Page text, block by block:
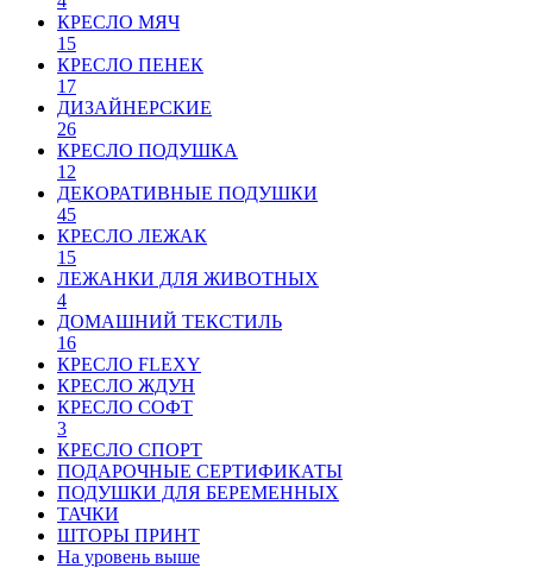
КРЕСЛО МЯЧ
15
КРЕСЛО ПЕНЕК
17
ДИЗАЙНЕРСКИЕ
26
КРЕСЛО ПОДУШКА
12
ДЕКОРАТИВНЫЕ ПОДУШКИ
45
КРЕСЛО ЛЕЖАК
15
ЛЕЖАНКИ ДЛЯ ЖИВОТНЫХ
4
ДОМАШНИЙ ТЕКСТИЛЬ
16
КРЕСЛО FLEXY
КРЕСЛО ЖДУН
КРЕСЛО СОФТ
3
КРЕСЛО СПОРТ
ПОДАРОЧНЫЕ СЕРТИФИКАТЫ
ПОДУШКИ ДЛЯ БЕРЕМЕННЫХ
ТАЧКИ
ШТОРЫ ПРИНТ
На уровень выше